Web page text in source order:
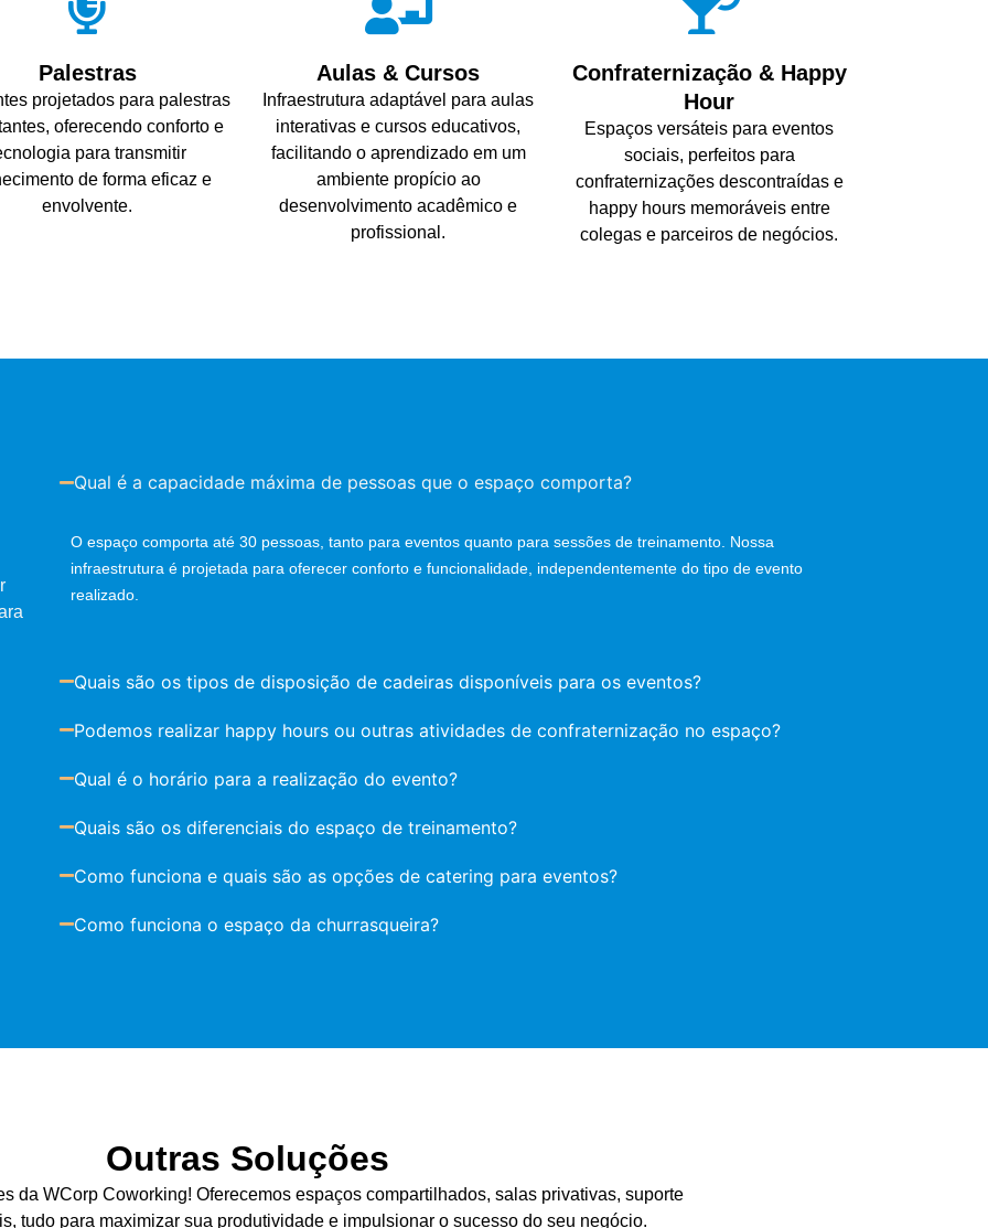
Palestras
projetados para palestras
oferecendo conforto e
para transmitir
de forma eficaz e
envolvente.
Aulas & Cursos
Infraestrutura adaptável para aulas
interativas e cursos educativos,
facilitando o aprendizado em um
ambiente propício ao
desenvolvimento acadêmico e
profissional.
Confraternização & Happy
Hour
Espaços versáteis para eventos
sociais, perfeitos para
confraternizações descontraídas e
happy hours memoráveis entre
colegas e parceiros de negócios.
Qual é a capacidade máxima de pessoas que o espaço comporta?
O espaço comporta até 30 pessoas, tanto para eventos quanto para sessões de treinamento. Nossa
infraestrutura é projetada para oferecer conforto e funcionalidade, independentemente do tipo de evento
realizado.
Quais são os tipos de disposição de cadeiras disponíveis para os eventos?
Podemos realizar happy hours ou outras atividades de confraternização no espaço?
Qual é o horário para a realização do evento?
Quais são os diferenciais do espaço de treinamento?
Como funciona e quais são as opções de catering para eventos?
Como funciona o espaço da churrasqueira?
Outras Soluções
da WCorp Coworking! Oferecemos espaços compartilhados, salas privativas, suporte
tudo para maximizar sua produtividade e impulsionar o sucesso do seu negócio.